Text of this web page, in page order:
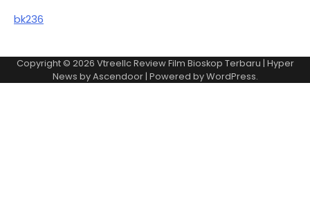
bk236
Copyright © 2026 Vtreellc Review Film Bioskop Terbaru | Hyper
News byAscendoor| Powered byWordPress.